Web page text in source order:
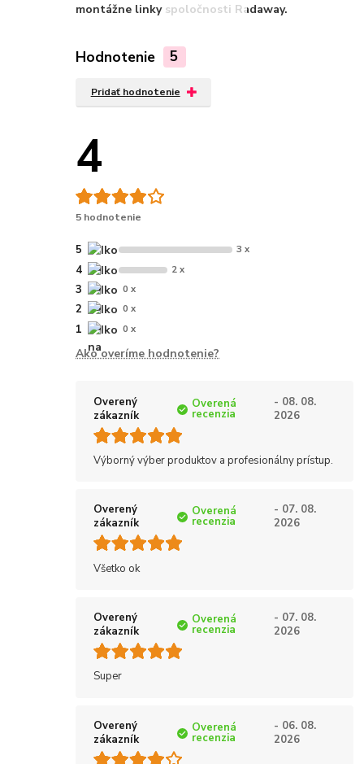
montážne linky spoločnosti Radaway.
Hodnotenie 5
Pridať hodnotenie
4
5 hodnotenie
5 3 x
4 2 x
3 0 x
2 0 x
1 0 x
Ako overíme hodnotenie?
Overený
zákazník
Overená
recenzia
- 08. 08.
2026
Výborný výber produktov a profesionálny prístup.
Overený
zákazník
Overená
recenzia
- 07. 08.
2026
Všetko ok
Overený
zákazník
Overená
recenzia
- 07. 08.
2026
Super
Overený
zákazník
Overená
recenzia
- 06. 08.
2026